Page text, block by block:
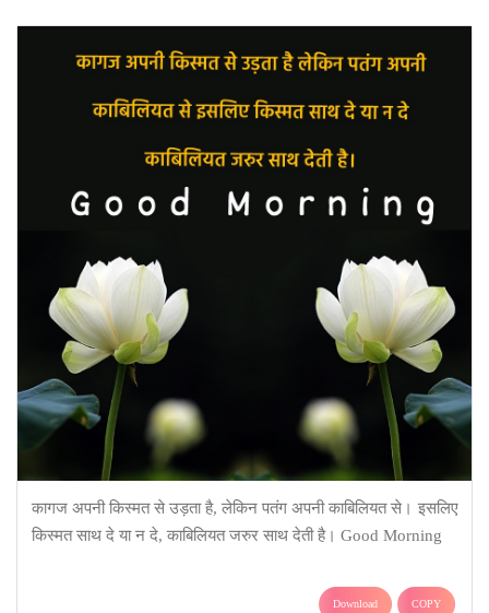
कागज अपनी किस्मत से उड़ता है, लेकिन पतंग अपनी काबिलियत से। इसलिए
किस्मत साथ दे या न दे, काबिलियत जरुर साथ देती है। Good Morning
Download COPY